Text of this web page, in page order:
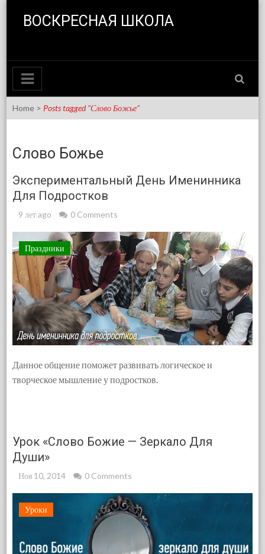
ВОСКРЕСНАЯ ШКОЛА
Home > Posts tagged "Слово Божье"
Слово Божье
Экспериментальный День Именинника
Для Подростков
9 лет ago 0 Comments
Праздники
Данное общение поможет развивать логическое и
творческое мышление у подростков.
Урок «Слово Божие — Зеркало Для
Души»
Ноя 10, 2014 0 Comments
Уроки